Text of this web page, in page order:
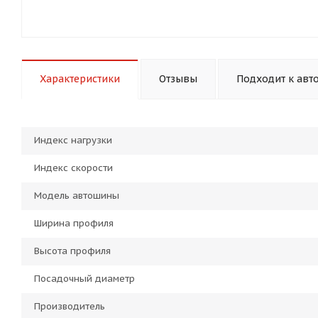
Характеристики Отзывы Подходит к авто
Индекс нагрузки
Индекс скорости
Модель автошины
Ширина профиля
Высота профиля
Посадочный диаметр
Производитель